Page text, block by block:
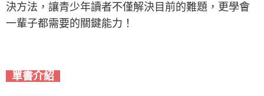
決方法，讓青少年讀者不僅解決目前的難題，更學會
一輩子都需要的關鍵能力！
單書介紹